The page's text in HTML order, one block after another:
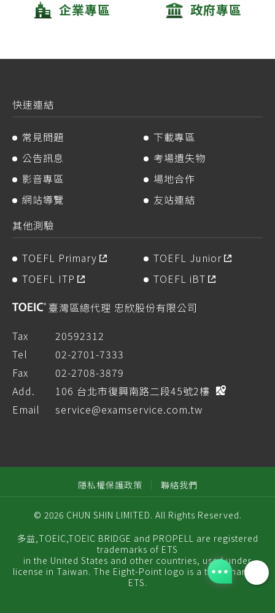
企業專區 政府專區
快速連結
常見問題
下載專區
公告訊息
考場遺失物
影音專區
場地合作
網站導覽
友站連結
其他測驗
TOEFL Primary
TOEFL Junior
TOEFL ITP
TOEFL iBT
臺灣區總代理 忠欣股份有限公司
Tax
20592312
Tel
02-2701-7333
Fax
02-2708-3879
Add.
106 台北市復興南路二段45號2樓
Email
service@examservice.com.tw
隱私權保護政策 聯絡我們
© 2026 CHUN SHIN LIMITED. All Rights Reserved.
多益,TOEIC,TOEIC BRIDGE and PROPELL are registered
trademarks of ETS
in the United States and other countries, used under
license in Taiwan. The Eight-Point logo is a trademark of
ETS.